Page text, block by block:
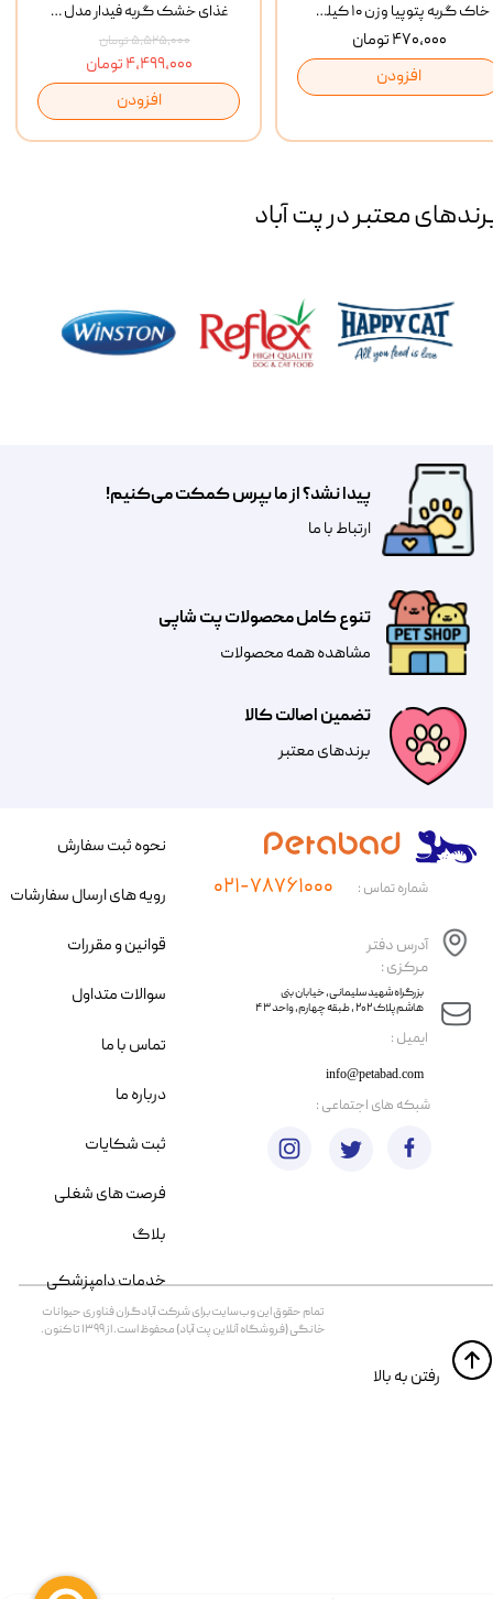
غذای خشک گربه فیدار مدل Adult وزن 10 کیلوگرم
۵,۵۲۵,۰۰۰ تومان
۴,۴۹۹,۰۰۰ تومان
افزودن
خاک گربه پتوپیا وزن ۱۰ کیلوگرم
۴۷۰,۰۰۰ تومان
افزودن
معتبر در پت آباد
تضمین اصالت کالا
​​برندهای معتبر​​​​​​​
تنوع کامل محصولات پت شاپی
مشاهده همه محصولات
پیدا نشد؟ از ما بپرس کمکت می‌کنیم!
​​​ارتباط با ما
​ایمیل :
آدرس دفتر
مرکزی :
info@petabad.com
​​بزرگراه شهید سلیمانی، خیابان بنی
هاشم پلاک ۲۰۲ ، طبقه چهارم، واحد ۴۳
شماره تماس : ۰۲۱-۷۸۷۶۱۰۰۰
تمام حقوق اين وب‌سايت برای شرکت آبادگران فناوری حیوانات
خانگی (فروشگاه آنلاین پت آباد) محفوظ است. از ۱۳۹۹ تا کنون.
​​رفتن به بالا
نحوه ثبت سفارش
رویه های ارسال سفارشات
قوانین و مقررات
سوالات متداول
تماس با ما
درباره ما
ثبت شکایات
فرصت های شغلی
​شبکه های اجتماعی :
بلاگ
خدمات دامپزشکی